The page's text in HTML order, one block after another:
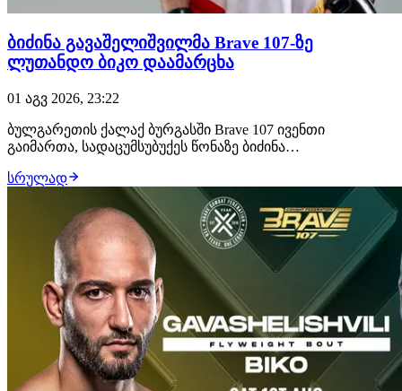
ბიძინა გავაშელიშვილმა Brave 107-ზე
ლუთანდო ბიკო დაამარცხა
01 აგვ 2026, 23:22
ბულგარეთის ქალაქ ბურგასში Brave 107 ივენთი
გაიმართა, სადაცუმსუბუქეს წონაზე ბიძინა
ქართველმა მებრძოლმა ლუთანდო ბიკო მსაჯების
გადაწყვეტილებით დაამარცხა და უდიდესი ალბათობით,
დივიზიონის საჩემპიონო ბრძოლა გაინაღდა, სადაც
მუჰამედ მოკაევს დაუ…
სრულად